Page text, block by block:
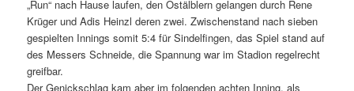
„Run“ nach Hause laufen, den Ostälblern gelangen durch Rene
Krüger und Adis Heinzl deren zwei. Zwischenstand nach sieben
gespielten Innings somit 5:4 für Sindelfingen, das Spiel stand auf
des Messers Schneide, die Spannung war im Stadion regelrecht
greifbar.
Der Genickschlag kam aber im folgenden achten Inning, als